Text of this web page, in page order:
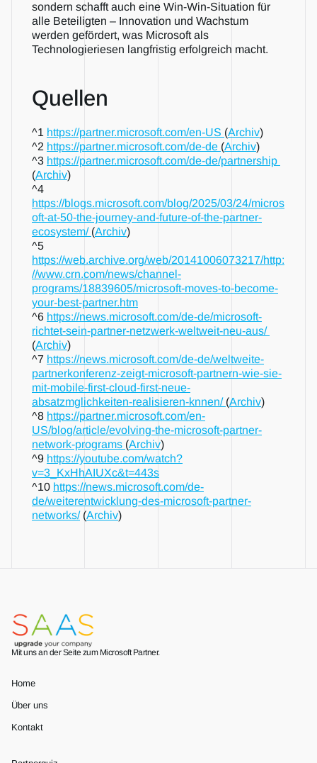
sondern schafft auch eine Win-Win-Situation für
alle Beteiligten – Innovation und Wachstum
werden gefördert, was Microsoft als
Technologieriesen langfristig erfolgreich macht.
Quellen
^1 https://partner.microsoft.com/en-US (Archiv)
^2 https://partner.microsoft.com/de-de (Archiv)
^3
(Archiv)
https://blogs.microsoft.com/blog/2025/03/24/micros
oft-at-50-the-journey-and-future-of-the-partner-
ecosystem/ (Archiv)
https://web.archive.org/web/20141006073217/http:
//www.crn.com/news/channel-
programs/18839605/microsoft-moves-to-become-
your-best-partner.htm
^6 https://news.microsoft.com/de-de/microsoft-
richtet-sein-partner-netzwerk-weltweit-neu-aus/
(Archiv)
^7 https://news.microsoft.com/de-de/weltweite-
partnerkonferenz-zeigt-microsoft-partnern-wie-sie-
mit-mobile-first-cloud-first-neue-
absatzmglichkeiten-realisieren-knnen/ (Archiv)
^8 https://partner.microsoft.com/en-
US/blog/article/evolving-the-microsoft-partner-
network-programs (Archiv)
^9 https://youtube.com/watch?
v=3_KxHhAIUXc&t=443s
^10 https://news.microsoft.com/de-
de/weiterentwicklung-des-microsoft-partner-
networks/ (Archiv)
Mit uns an der Seite zum Microsoft Partner.
Home
Über uns
Kontakt